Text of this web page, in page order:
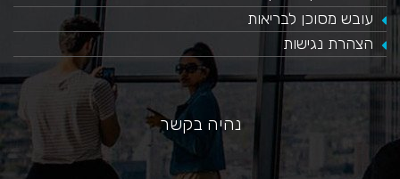
עובש מסוכן לבריאות
הצהרת נגישות
נהיה בקשר